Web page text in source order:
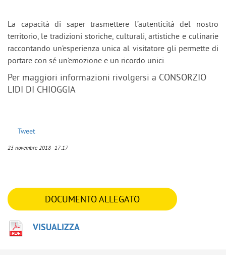
La capacità di saper trasmettere l’autenticità del nostro
territorio, le tradizioni storiche, culturali, artistiche e culinarie
raccontando un’esperienza unica al visitatore gli permette di
portare con sé un’emozione e un ricordo unici.
Per maggiori informazioni rivolgersi a CONSORZIO
LIDI DI CHIOGGIA
Tweet
23 novembre 2018 -17:17
DOCUMENTO ALLEGATO
VISUALIZZA